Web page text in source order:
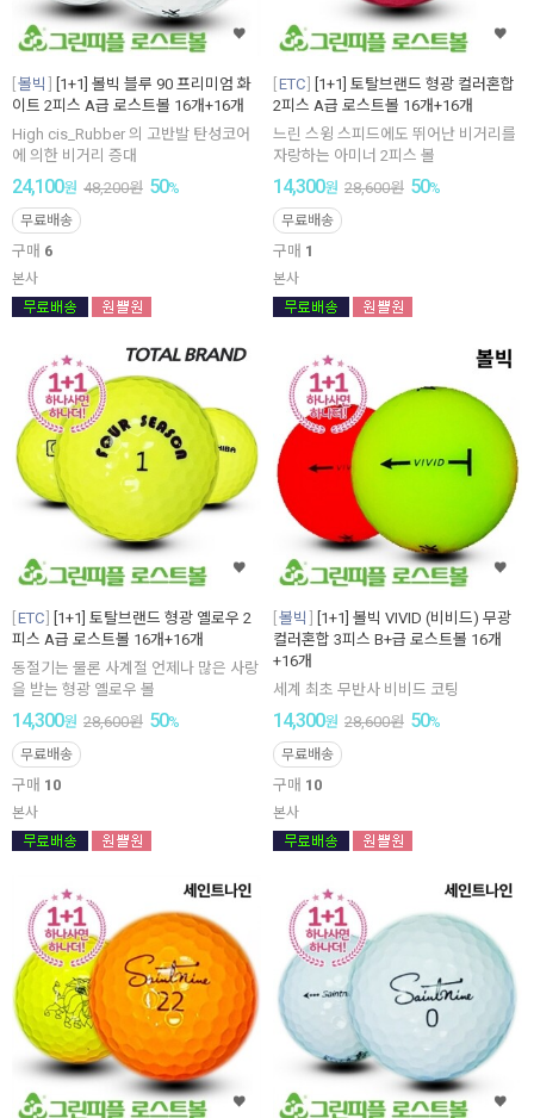
볼빅
[1+1] 볼빅 블루 90 프리미엄 화
이트 2피스 A급 로스트볼 16개+16개
High cis_Rubber 의 고반발 탄성코어
에 의한 비거리 증대
24,100원 48,200원 50%
무료배송
구매 6
본사
ETC
[1+1] 토탈브랜드 형광 컬러혼합
2피스 A급 로스트볼 16개+16개
느린 스윙 스피드에도 뛰어난 비거리를
자랑하는 아미너 2피스 볼
14,300원 28,600원 50%
무료배송
구매 1
본사
ETC
[1+1] 토탈브랜드 형광 옐로우 2
피스 A급 로스트볼 16개+16개
동절기는 물론 사계절 언제나 많은 사랑
을 받는 형광 옐로우 볼
14,300원 28,600원 50%
무료배송
구매 10
본사
볼빅
[1+1] 볼빅 VIVID (비비드) 무광
컬러혼합 3피스 B+급 로스트볼 16개
+16개
세계 최초 무반사 비비드 코팅
14,300원 28,600원 50%
무료배송
구매 10
본사